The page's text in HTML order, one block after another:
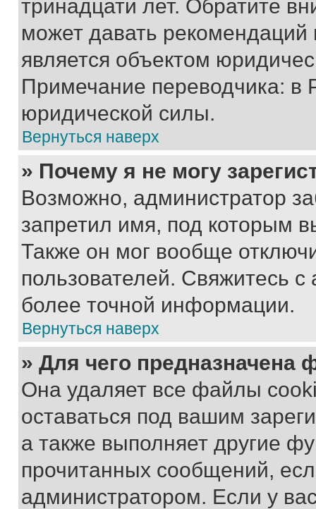
тринадцати лет. Обратите
может давать
является объектом
Примечание переводчика: в
юридической силы.
Вернуться наверх
» Почему я не могу
Возможно, администратор
запретил имя, под которым
Также он мог вообще
пользователей. Свяжитесь
более точной информации.
Вернуться наверх
» Для чего предназначена
Она удаляет все файлы
оставаться под вашим
а также выполняет другие
прочитанных сообщений,
администратором. Если у